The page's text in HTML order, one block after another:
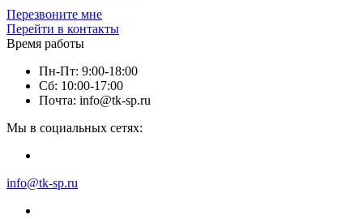
Перезвоните мне
Перейти в контакты
Время работы
Пн-Пт: 9:00-18:00
Сб: 10:00-17:00
Почта: info@tk-sp.ru
Мы в социальных сетях:
info@tk-sp.ru